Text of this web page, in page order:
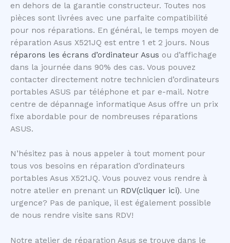
en dehors de la garantie constructeur. Toutes nos
pièces sont livrées avec une parfaite compatibilité
pour nos réparations. En général, le temps moyen de
réparation Asus X521JQ est entre 1 et 2 jours. Nous
réparons les écrans d’ordinateur Asus ou d’affichage
dans la journée dans 90% des cas. Vous pouvez
contacter directement notre technicien d’ordinateurs
portables ASUS par téléphone et par e-mail. Notre
centre de dépannage informatique Asus offre un prix
fixe abordable pour de nombreuses réparations
ASUS.
N’hésitez pas à nous appeler à tout moment pour
tous vos besoins en réparation d’ordinateurs
portables Asus X521JQ. Vous pouvez vous rendre à
notre atelier en prenant un RDV(cliquer ici). Une
urgence? Pas de panique, il est également possible
de nous rendre visite sans RDV!
Notre atelier de réparation Asus se trouve dans le